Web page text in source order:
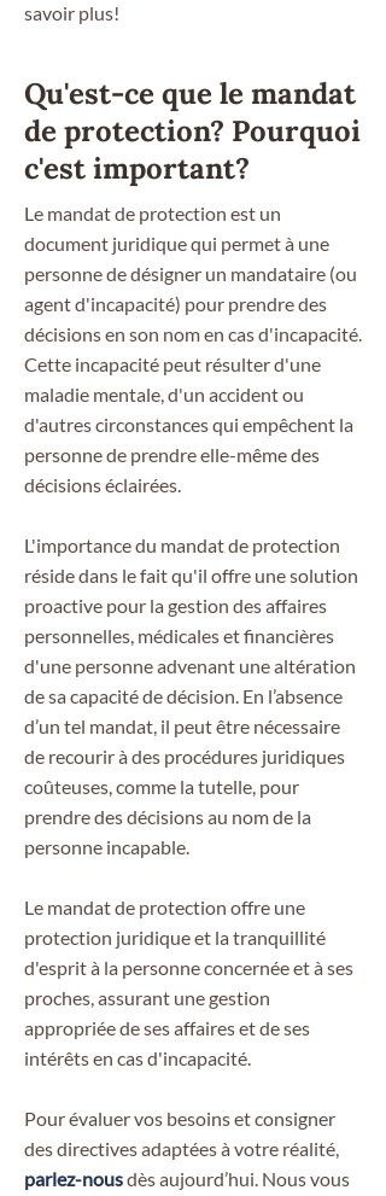
savoir plus!
Qu'est-ce que le mandat
de protection? Pourquoi
c'est important?
Le mandat de protection est un
document juridique qui permet à une
personne de désigner un mandataire (ou
agent d'incapacité) pour prendre des
décisions en son nom en cas d'incapacité.
Cette incapacité peut résulter d'une
maladie mentale, d'un accident ou
d'autres circonstances qui empêchent la
personne de prendre elle-même des
décisions éclairées.
L'importance du mandat de protection
réside dans le fait qu'il offre une solution
proactive pour la gestion des affaires
personnelles, médicales et financières
d'une personne advenant une altération
de sa capacité de décision. En l’absence
d’un tel mandat, il peut être nécessaire
de recourir à des procédures juridiques
coûteuses, comme la tutelle, pour
prendre des décisions au nom de la
personne incapable.
Le mandat de protection offre une
protection juridique et la tranquillité
d'esprit à la personne concernée et à ses
proches, assurant une gestion
appropriée de ses affaires et de ses
intérêts en cas d'incapacité.
Pour évaluer vos besoins et consigner
des directives adaptées à votre réalité,
parlez-nousdès aujourd’hui. Nous vous